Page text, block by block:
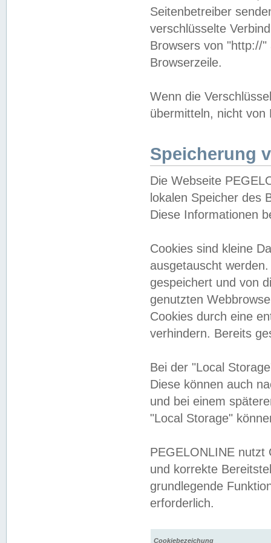
Seitenbetreiber
verschlüsselte
Browsers von "http://
Browserzeile.
Wenn die
übermitteln, nicht von
Speicherung
Die Webseite
lokalen Speicher des
Diese Informationen
Cookies sind kleine
ausgetauscht
gespeichert und von
genutzten
Cookies durch eine
verhindern. Bereits
Bei der "Local
Diese können auch
und bei einem
"Local Storage"
PEGELONLINE nutzt
und korrekte
grundlegende
erforderlich.
Cookiebezeichung